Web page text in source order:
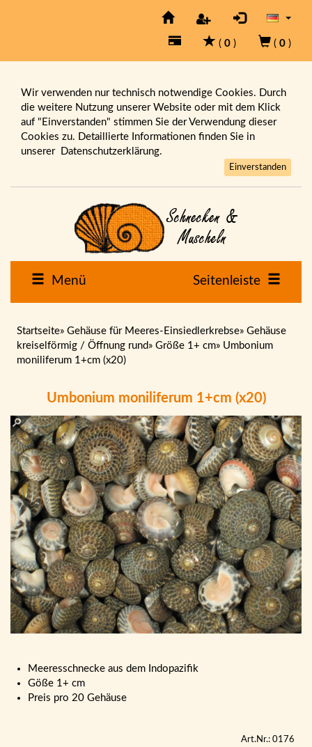
( 0 ) ( 0 )
Wir verwenden nur technisch notwendige Cookies. Durch
die weitere Nutzung unserer Website oder mit dem Klick
auf "Einverstanden" stimmen Sie der Verwendung dieser
Cookies zu. Detaillierte Informationen finden Sie in
unserer Datenschutzerklärung.
Einverstanden
Menü Seitenleiste
Startseite» Gehäuse für Meeres-Einsiedlerkrebse» Gehäuse
kreiselförmig / Öffnung rund» Größe 1+ cm» Umbonium
moniliferum 1+cm (x20)
Umbonium moniliferum 1+cm (x20)
Meeresschnecke aus dem Indopazifik
Göße 1+ cm
Preis pro 20 Gehäuse
Art.Nr.: 0176